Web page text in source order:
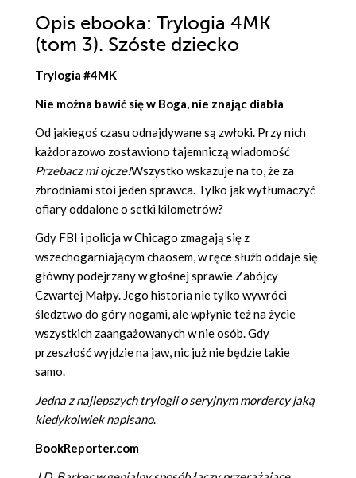
Opis ebooka: Trylogia 4MK
(tom 3). Szóste dziecko
Trylogia #4MK
Nie można bawić się w Boga, nie znając diabła
Od jakiegoś czasu odnajdywane są zwłoki. Przy nich
każdorazowo zostawiono tajemniczą wiadomość
Przebacz mi ojcze!Wszystko wskazuje na to, że za
zbrodniami stoi jeden sprawca. Tylko jak wytłumaczyć
ofiary oddalone o setki kilometrów?
Gdy FBI i policja w Chicago zmagają się z
wszechogarniającym chaosem, w ręce służb oddaje się
główny podejrzany w głośnej sprawie Zabójcy
Czwartej Małpy. Jego historia nie tylko wywróci
śledztwo do góry nogami, ale wpłynie też na życie
wszystkich zaangażowanych w nie osób. Gdy
przeszłość wyjdzie na jaw, nic już nie będzie takie
samo.
Jedna z najlepszych trylogii o seryjnym mordercy jaką
kiedykolwiek napisano.
BookReporter.com